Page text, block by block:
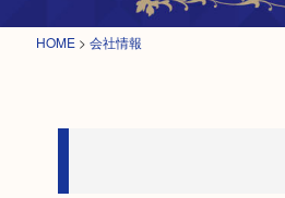
HOME > 会社情報